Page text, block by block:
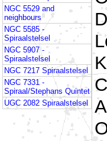
NGC 5529 and
neighbours
NGC 5585 -
Spiraalstelsel
NGC 5907 -
Spiraalstelsel
NGC 7217 Spiraalstelsel
NGC 7331 -
Spiraal/Stephans Quintet
UGC 2082 Spiraalstelsel